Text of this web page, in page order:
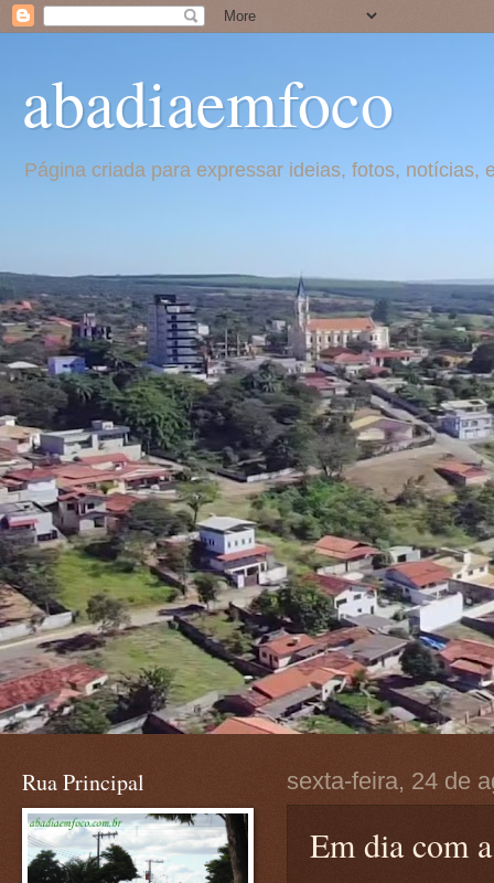
abadiaemfoco
Página criada para expressar ideias, fotos,
sexta-feira, 24 de
Em dia com
Rua Principal